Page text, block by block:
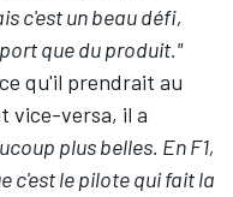
c'est un beau défi,
que du produit."
qu'il prendrait au
vice-versa, il a
plus belles. En F1,
c'est le pilote qui fait la